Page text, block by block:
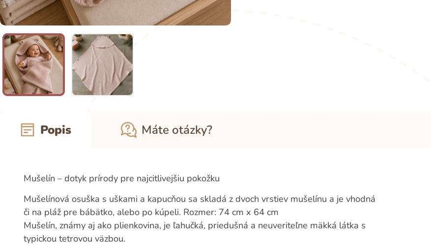
Popis Máte otázky?
Mušelín – dotyk prírody pre najcitlivejšiu pokožku
Mušelínová osuška s uškami a kapucňou sa skladá z dvoch vrstiev mušelínu a je vhodná
či na pláž pre bábätko, alebo po kúpeli. Rozmer: 74 cm x 64 cm
Mušelín, známy aj ako plienkovina, je ľahučká, priedušná a neuveriteľne mäkká látka s
typickou tetrovou väzbou.